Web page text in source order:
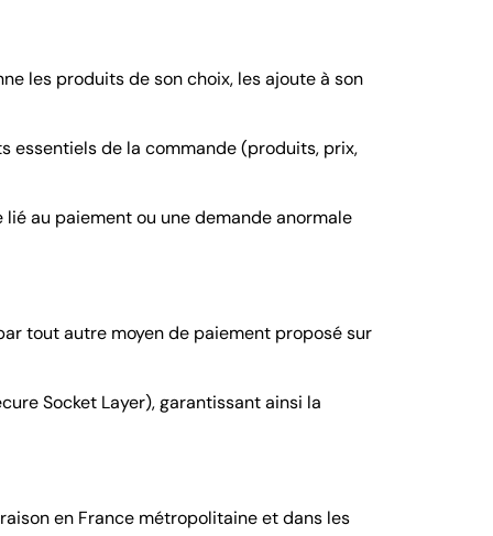
les produits de son choix, les ajoute à son
essentiels de la commande (produits, prix,
au paiement ou une demande anormale
tout autre moyen de paiement proposé sur
Socket Layer), garantissant ainsi la
en France métropolitaine et dans les